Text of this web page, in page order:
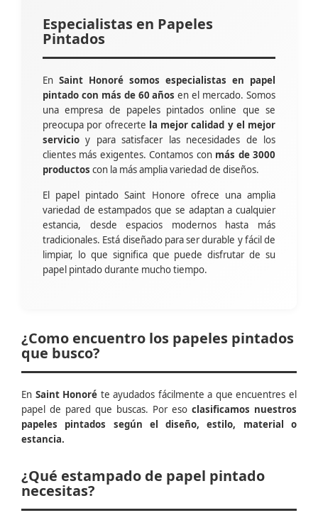
Especialistas en Papeles
Pintados
En Saint Honoré somos especialistas en papel
pintado con más de 60 años en el mercado. Somos
una empresa de papeles pintados online que se
preocupa por ofrecerte la mejor calidad y el mejor
servicio y para satisfacer las necesidades de los
clientes más exigentes. Contamos con más de 3000
productos con la más amplia variedad de diseños.
El papel pintado Saint Honore ofrece una amplia
variedad de estampados que se adaptan a cualquier
estancia, desde espacios modernos hasta más
tradicionales. Está diseñado para ser durable y fácil de
limpiar, lo que significa que puede disfrutar de su
papel pintado durante mucho tiempo.
¿Como encuentro los papeles pintados
que busco?
En Saint Honoré te ayudados fácilmente a que encuentres el
papel de pared que buscas. Por eso clasificamos nuestros
papeles pintados según el diseño, estilo, material o
estancia.
¿Qué estampado de papel pintado
necesitas?